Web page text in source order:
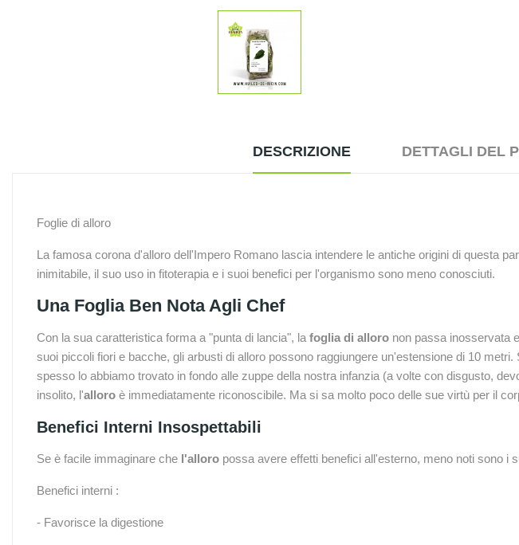
DESCRIZIONE DETTAGLI DEL
Foglie di alloro
La famosa corona d'alloro dell'Impero Romano lascia intendere le antiche origini di questa
inimitabile, il suo uso in fitoterapia e i suoi benefici per l'organismo sono meno conosciuti.
Una Foglia Ben Nota Agli Chef
Con la sua caratteristica forma a "punta di lancia", la foglia di alloro non passa inosservata
suoi piccoli fiori e bacche, gli arbusti di alloro possono raggiungere un'estensione di 10
spesso lo abbiamo trovato in fondo alle zuppe della nostra infanzia (a volte con disgusto,
insolito, l'alloro è immediatamente riconoscibile. Ma si sa molto poco delle sue virtù per il
Benefici Interni Insospettabili
Se è facile immaginare che l'alloro possa avere effetti benefici all'esterno, meno noti sono i
Benefici interni :
- Favorisce la digestione